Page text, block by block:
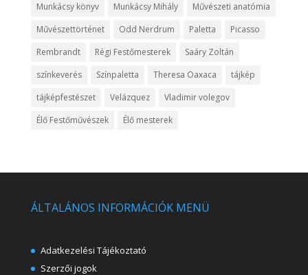
Munkácsy könyv
Munkácsy Mihály
Művészeti anatómia
Művészettörténet
Odd Nerdrum Paletta
Picasso
Rembrandt
Régi Festőmesterek
Saáry Zoltán
színkeverés
Színpaletta Theresa Oaxaca
tájkép
tájképfestészet
Velázquez
Vladimir volegov
Élő Festőművészek
Élő mesterek
ÁLTALÁNOS INFORMÁCIÓK MENÜ
Adatkezelési Tájékoztató
Szerzői jogok